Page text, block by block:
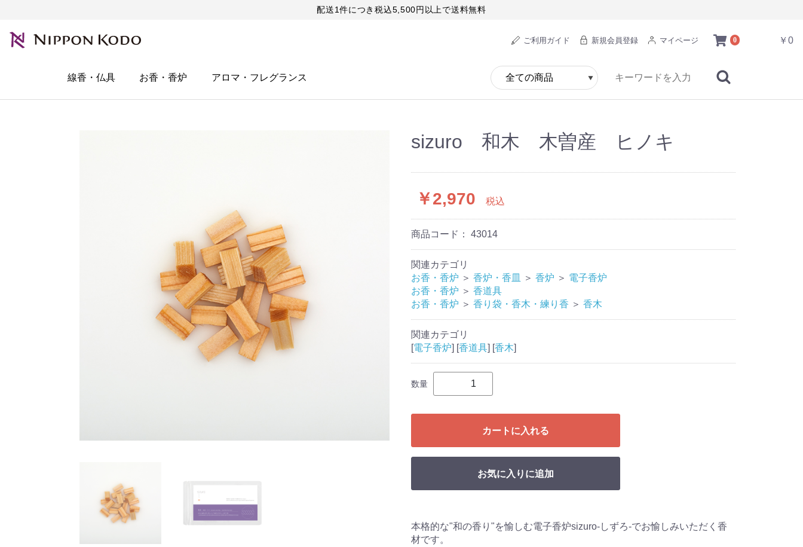
配送1件につき税込5,500円以上で送料無料
0 ￥0
ご利用ガイド 新規会員登録 マイページ
線香・仏具 お香・香炉 アロマ・フレグランス
sizuro 和木 木曽産 ヒノキ
￥2,970 税込
商品コード： 43014
関連カテゴリ
お香・香炉 ＞ 香炉・香皿 ＞ 香炉 ＞ 電子香炉
お香・香炉 ＞ 香道具
お香・香炉 ＞ 香り袋・香木・練り香 ＞ 香木
関連カテゴリ
[電子香炉] [香道具] [香木]
数量
カートに入れる
お気に入りに追加
本格的な"和の香り"を愉しむ電子香炉sizuro-しずろ-でお愉しみいただく香
材です。